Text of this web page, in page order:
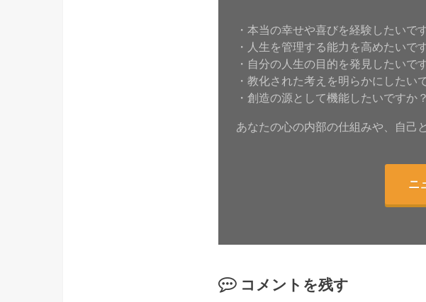
・本当の幸せや喜びを経験したいで
・人生を管理する能力を高めたいで
・自分の人生の目的を発見したいで
・教化された考えを明らかにしたい
・創造の源として機能したいですか？
あなたの心の内部の仕組みや、自己
ニ
コメントを残す